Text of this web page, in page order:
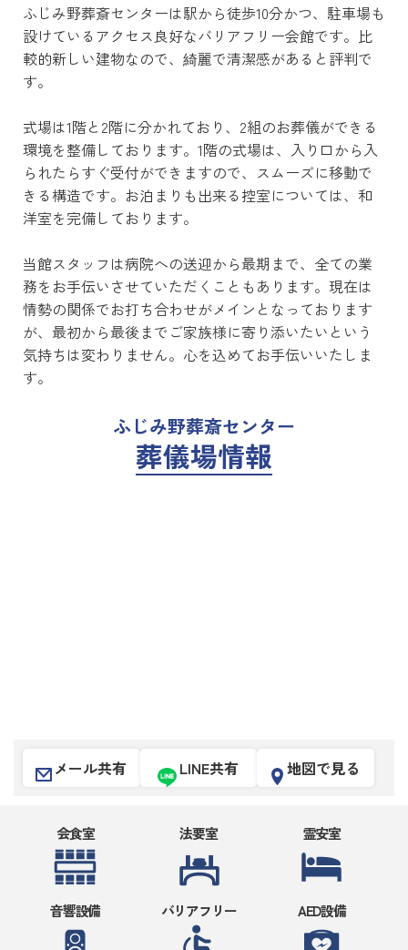
ふじみ野葬斎センターは駅から徒歩10分かつ、駐車場も
設けているアクセス良好なバリアフリー会館です。比
較的新しい建物なので、綺麗で清潔感があると評判で
す。
式場は1階と2階に分かれており、2組のお葬儀ができる
環境を整備しております。1階の式場は、入り口から入
られたらすぐ受付ができますので、スムーズに移動で
きる構造です。お泊まりも出来る控室については、和
洋室を完備しております。
当館スタッフは病院への送迎から最期まで、全ての業
務をお手伝いさせていただくこともあります。現在は
情勢の関係でお打ち合わせがメインとなっております
が、最初から最後までご家族様に寄り添いたいという
気持ちは変わりません。心を込めてお手伝いいたしま
す。
ふじみ野葬斎センター
葬儀場情報
メール共有 LINE共有 地図で見る
会食室 法要室 霊安室
音響設備 バリアフリー AED設備